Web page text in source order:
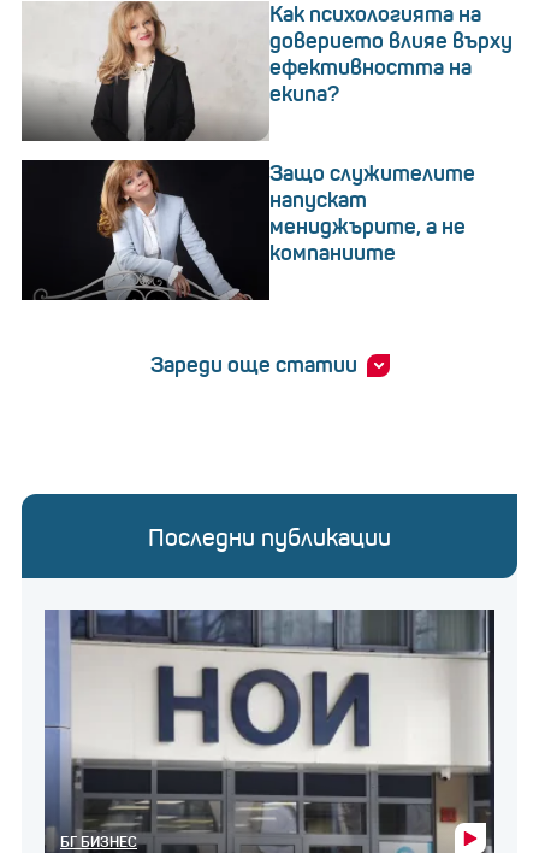
Как психологията на
доверието влияе върху
ефективността на
екипа?
Защо служителите
напускат
мениджърите, а не
компаниите
Зареди още статии
Последни публикации
БГ БИЗНЕС